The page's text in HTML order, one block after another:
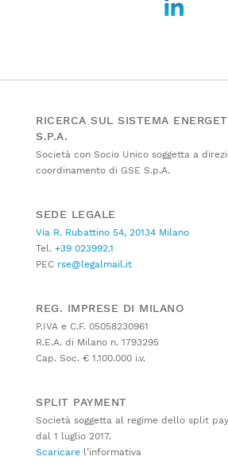
RICERCA SUL SISTEMA
S.P.A.
Società con Socio Unico soggetta a
coordinamento di GSE S.p.A.
SEDE LEGALE
Via R. Rubattino 54, 20134 Milano
Tel. +39 023992.1
PEC rse@legalmail.it
REG. IMPRESE DI MILANO
P.IVA e C.F. 05058230961
R.E.A. di Milano n. 1793295
Cap. Soc. € 1.100.000 i.v.
SPLIT PAYMENT
Società soggetta al regime dello split
dal 1 luglio 2017.
Scaricare l’informativa